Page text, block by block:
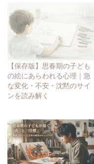
【保存版】思春期の子ども
の絵にあらわれる心理｜急
な変化・不安・沈黙のサイ
ンを読み解く